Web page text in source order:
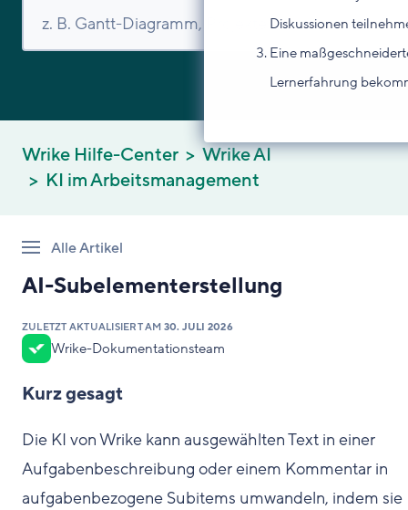
Diskussionen
Eine
Lernerfahrung
Wrike Hilfe-Center
Wrike AI
KI im Arbeitsmanagement
Alle Artikel
AI-Subelementerstellung
ZULETZT AKTUALISIERT AM 30. JULI 2026
Wrike-Dokumentationsteam
Kurz gesagt
Die KI von Wrike kann ausgewählten Text in einer
Aufgabenbeschreibung oder einem Kommentar in
aufgabenbezogene Subitems umwandeln, indem sie